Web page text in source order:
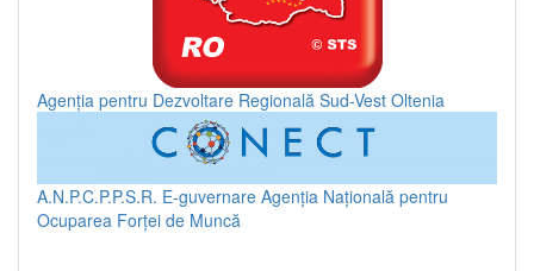
Agenția pentru Dezvoltare Regională Sud-Vest Oltenia
A.N.P.C.P.P.S.R. E-guvernare Agenția Națională pentru
Ocuparea Forței de Muncă